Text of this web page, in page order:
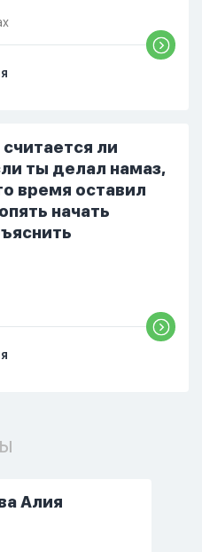
Но я снова
что мне плохо.
с больными». Мне
и я решила
что случилось. И
проблемах. Затем
ли
ты делал намаз,
время оставил
начать
Алия